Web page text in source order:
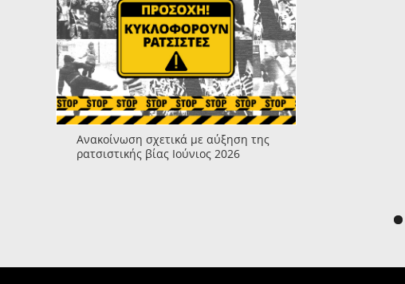
Ανακοίνωση σχετικά με αύξηση της
ρατσιστικής βίας Ιούνιος 2026